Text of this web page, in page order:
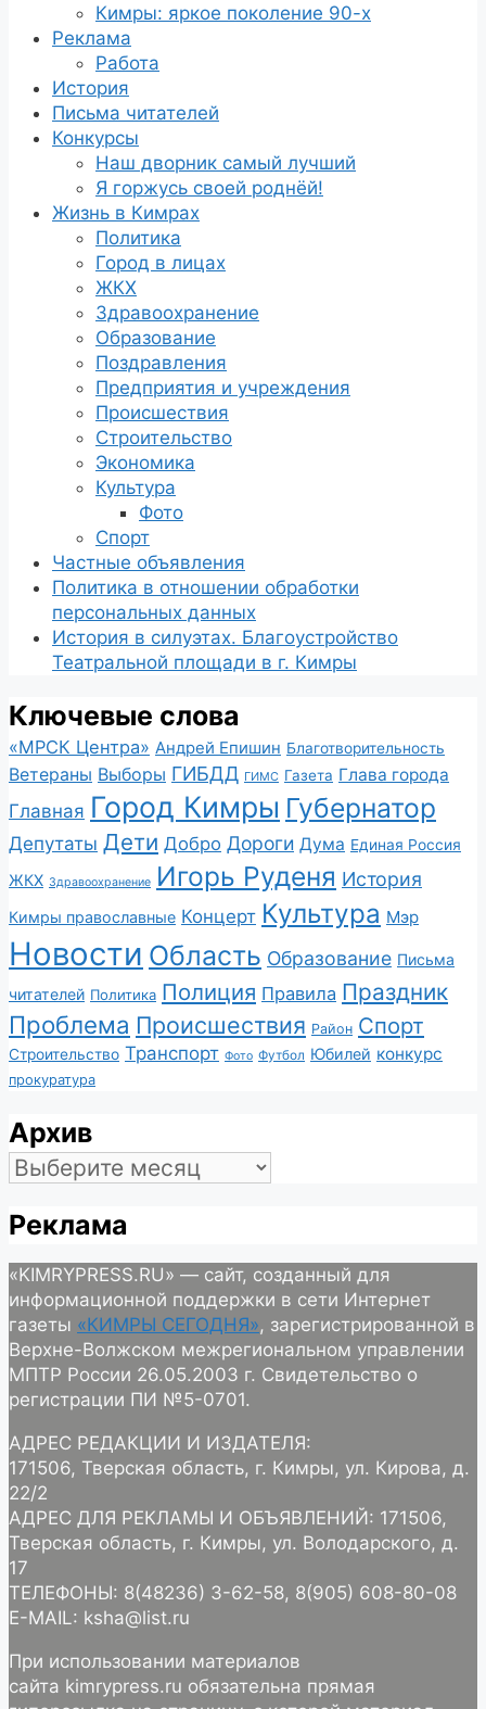
Кимры: яркое поколение 90-х
Реклама
Работа
История
Письма читателей
Конкурсы
Наш дворник самый лучший
Я горжусь своей роднёй!
Жизнь в Кимрах
Политика
Город в лицах
ЖКХ
Здравоохранение
Образование
Поздравления
Предприятия и учреждения
Происшествия
Строительство
Экономика
Культура
Фото
Спорт
Частные объявления
Политика в отношении обработки
персональных данных
История в силуэтах. Благоустройство
Театральной площади в г. Кимры
Ключевые слова
«МРСК Центра» Андрей Епишин Благотворительность
Ветераны Выборы ГИБДД ГИМС Газета Глава города
Главная Город Кимры Губернатор
Депутаты Дети Добро Дороги Дума Единая Россия
ЖКХ Здравоохранение Игорь Руденя История
Кимры православные Концерт Культура Мэр
Новости Область Образование Письма
читателей Политика Полиция Правила Праздник
Проблема Происшествия Район Спорт
Строительство Транспорт Фото Футбол Юбилей конкурс
прокуратура
Архив
Архив
Реклама
«KIMRYPRESS.RU» — сайт, созданный для
информационной поддержки в сети Интернет
газеты «КИМРЫ СЕГОДНЯ», зарегистрированной в
Верхне-Волжском межрегиональном управлении
МПТР России 26.05.2003 г. Свидетельство о
регистрации ПИ №5-0701.
АДРЕС РЕДАКЦИИ И ИЗДАТЕЛЯ:
171506, Тверская область, г. Кимры, ул. Кирова, д.
22/2
АДРЕС ДЛЯ РЕКЛАМЫ И ОБЪЯВЛЕНИЙ: 171506,
Тверская область, г. Кимры, ул. Володарского, д.
17
ТЕЛЕФОНЫ: 8(48236) 3-62-58, 8(905) 608-80-08
E-MAIL: ksha@list.ru
При использовании материалов
сайта kimrypress.ru обязательна прямая